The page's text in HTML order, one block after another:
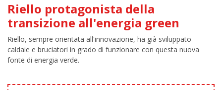
Riello protagonista della
transizione all'energia green
Riello, sempre orientata all'innovazione, ha già sviluppato
caldaie e bruciatori in grado di funzionare con questa nuova
fonte di energia verde.